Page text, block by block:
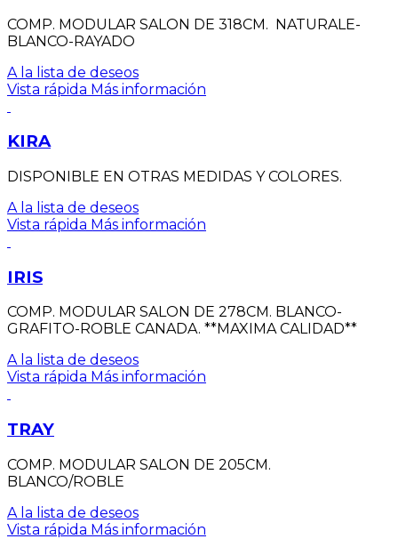
COMP. MODULAR SALON DE 318CM. NATURALE-
BLANCO-RAYADO
A la lista de deseos
Vista rápida Más información
KIRA
DISPONIBLE EN OTRAS MEDIDAS Y COLORES.
A la lista de deseos
Vista rápida Más información
IRIS
COMP. MODULAR SALON DE 278CM. BLANCO-
GRAFITO-ROBLE CANADA. **MAXIMA CALIDAD**
A la lista de deseos
Vista rápida Más información
TRAY
COMP. MODULAR SALON DE 205CM.
BLANCO/ROBLE
A la lista de deseos
Vista rápida Más información